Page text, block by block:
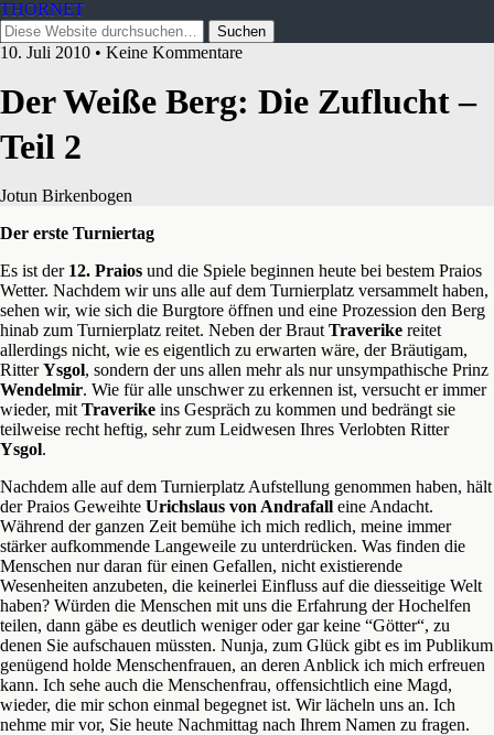
THORNET
10. Juli 2010 • Keine Kommentare
Der Weiße Berg: Die Zuflucht –
Teil 2
Jotun Birkenbogen
Der erste Turniertag
Es ist der 12. Praios und die Spiele beginnen heute bei bestem Praios
Wetter. Nachdem wir uns alle auf dem Turnierplatz versammelt haben,
sehen wir, wie sich die Burgtore öffnen und eine Prozession den Berg
hinab zum Turnierplatz reitet. Neben der Braut Traverike reitet
allerdings nicht, wie es eigentlich zu erwarten wäre, der Bräutigam,
RitterYsgol, sondern der uns allen mehr als nur unsympathische Prinz
Wendelmir. Wie für alle unschwer zu erkennen ist, versucht er immer
wieder, mit Traverike ins Gespräch zu kommen und bedrängt sie
teilweise recht heftig, sehr zum Leidwesen Ihres Verlobten Ritter
Ysgol.
Nachdem alle auf dem Turnierplatz Aufstellung genommen haben, hält
der Praios Geweihte Urichslaus von Andrafall eine Andacht.
Während der ganzen Zeit bemühe ich mich redlich, meine immer
stärker aufkommende Langeweile zu unterdrücken. Was finden die
Menschen nur daran für einen Gefallen, nicht existierende
Wesenheiten anzubeten, die keinerlei Einfluss auf die diesseitige Welt
haben? Würden die Menschen mit uns die Erfahrung der Hochelfen
teilen, dann gäbe es deutlich weniger oder gar keine “Götter“, zu
denen Sie aufschauen müssten. Nunja, zum Glück gibt es im Publikum
genügend holde Menschenfrauen, an deren Anblick ich mich erfreuen
kann. Ich sehe auch die Menschenfrau, offensichtlich eine Magd,
wieder, die mir schon einmal begegnet ist. Wir lächeln uns an. Ich
nehme mir vor, Sie heute Nachmittag nach Ihrem Namen zu fragen.